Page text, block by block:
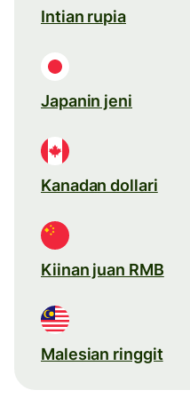
Intian rupia
Japanin jeni
Kanadan dollari
Kiinan juan RMB
Malesian ringgit